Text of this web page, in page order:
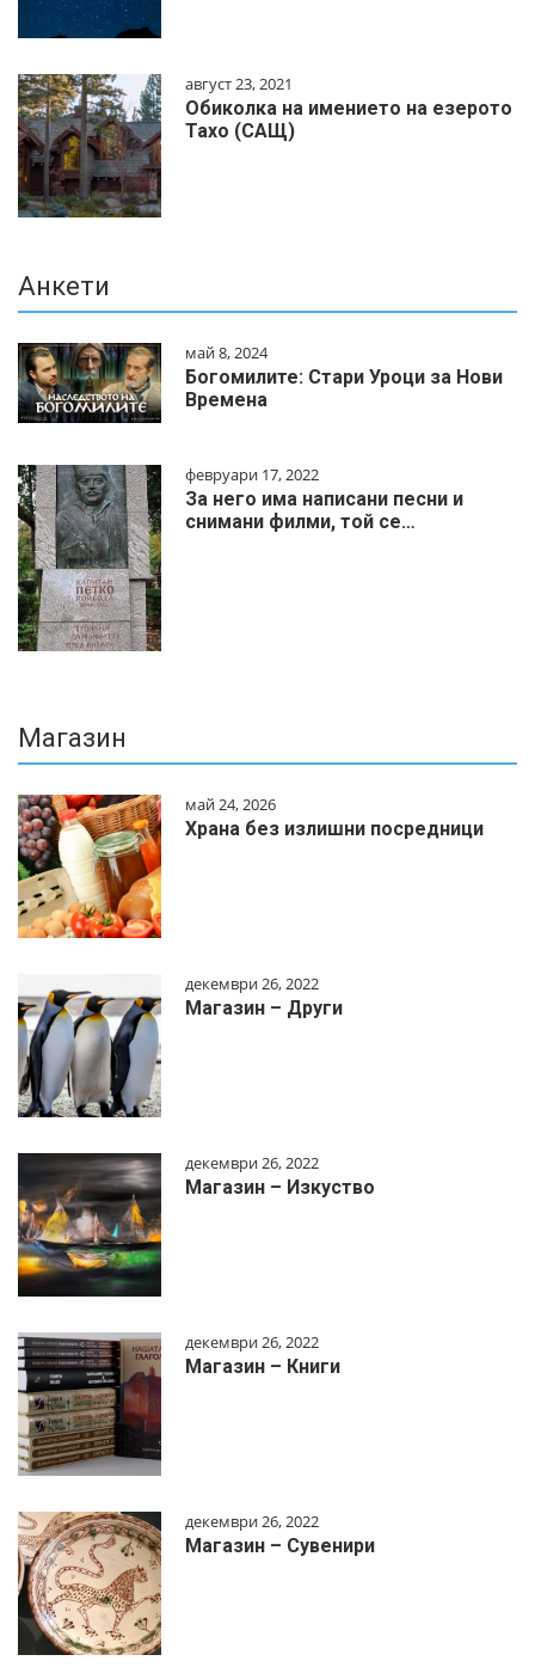
август 23, 2021
Обиколка на имението на езерото
Тахо (САЩ)
Анкети
май 8, 2024
Богомилите: Стари Уроци за Нови
Времена
февруари 17, 2022
За него има написани песни и
снимани филми, той се…
Магазин
май 24, 2026
Храна без излишни посредници
декември 26, 2022
Магазин – Други
декември 26, 2022
Магазин – Изкуство
декември 26, 2022
Магазин – Книги
декември 26, 2022
Магазин – Сувенири